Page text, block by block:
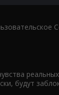
будут